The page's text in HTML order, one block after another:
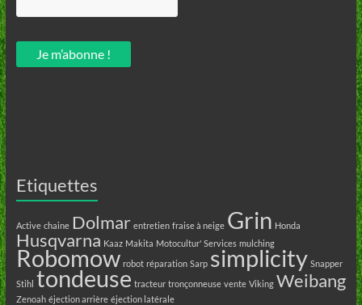
Etiquettes
Active chaine Dolmar entretien fraise à neige Grin Honda
Husqvarna Kaaz Makita Motocultur' Services mulching
Robomow robot réparation Sarp simplicity Snapper
Stihl tondeuse tracteur tronçonneuse vente Viking Weibang
Zenoah éjection arrière éjection latérale